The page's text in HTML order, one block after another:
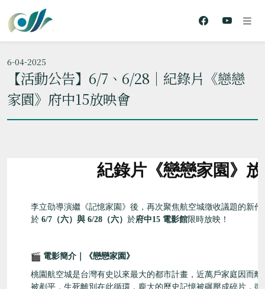
6-04-2025
【活動公告】6/7、6/28｜紀錄片《戀戀
家園》府中15放映會
紀錄片《戀戀家園》
李立劭導演繼《記憶家園》後，再次聚焦航空城徵收議題的新作
於 6/7（六）與 6/28（六） 於府中15 電影館限時放映！
電影簡介｜《戀戀家園》
桃園航空城是台灣有史以來最大的都市計畫， 近萬戶家庭因而
被剷平， 生死離別在此循環，龐大的歷史記憶被碾壓成碎片， 微